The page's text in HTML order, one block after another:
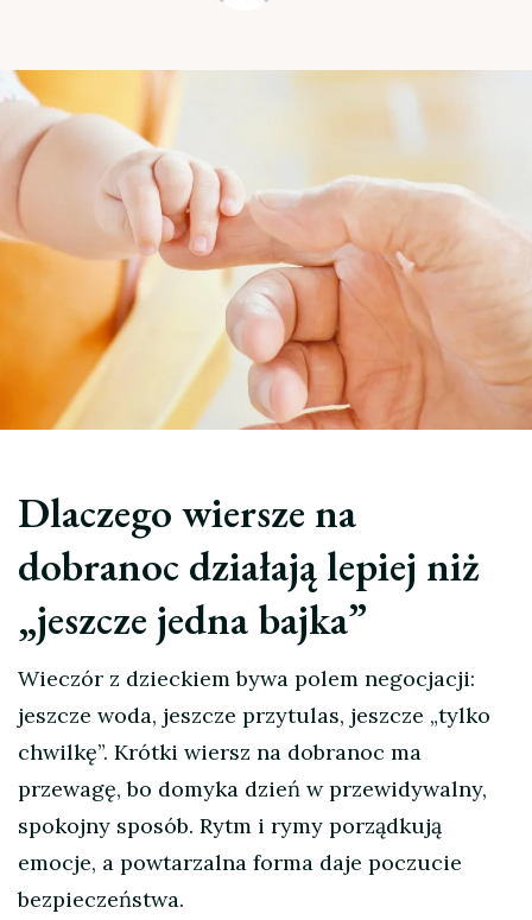
Dlaczego wiersze na
dobranoc działają lepiej niż
„jeszcze jedna bajka”
Wieczór z dzieckiem bywa polem negocjacji:
jeszcze woda, jeszcze przytulas, jeszcze „tylko
chwilkę”. Krótki wiersz na dobranoc ma
przewagę, bo domyka dzień w przewidywalny,
spokojny sposób. Rytm i rymy porządkują
emocje, a powtarzalna forma daje poczucie
bezpieczeństwa.